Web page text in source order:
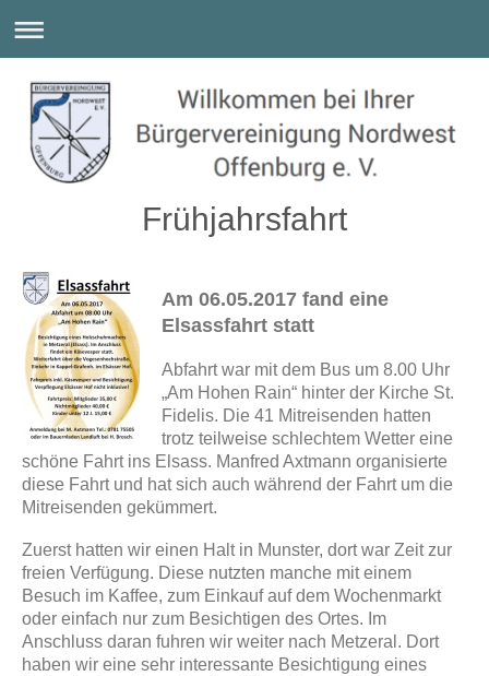
Frühjahrsfahrt
Am 06.05.2017 fand eine
Elsassfahrt statt
Abfahrt war mit dem Bus um 8.00 Uhr
„Am Hohen Rain“ hinter der Kirche St.
Fidelis. Die 41 Mitreisenden hatten
trotz teilweise schlechtem Wetter eine
schöne Fahrt ins Elsass. Manfred Axtmann organisierte
diese Fahrt und hat sich auch während der Fahrt um die
Mitreisenden gekümmert.
Zuerst hatten wir einen Halt in Munster, dort war Zeit zur
freien Verfügung. Diese nutzten manche mit einem
Besuch im Kaffee, zum Einkauf auf dem Wochenmarkt
oder einfach nur zum Besichtigen des Ortes. Im
Anschluss daran fuhren wir weiter nach Metzeral. Dort
haben wir eine sehr interessante Besichtigung eines